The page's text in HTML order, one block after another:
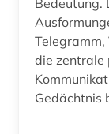
Bedeutung.
die
Gedächtnis